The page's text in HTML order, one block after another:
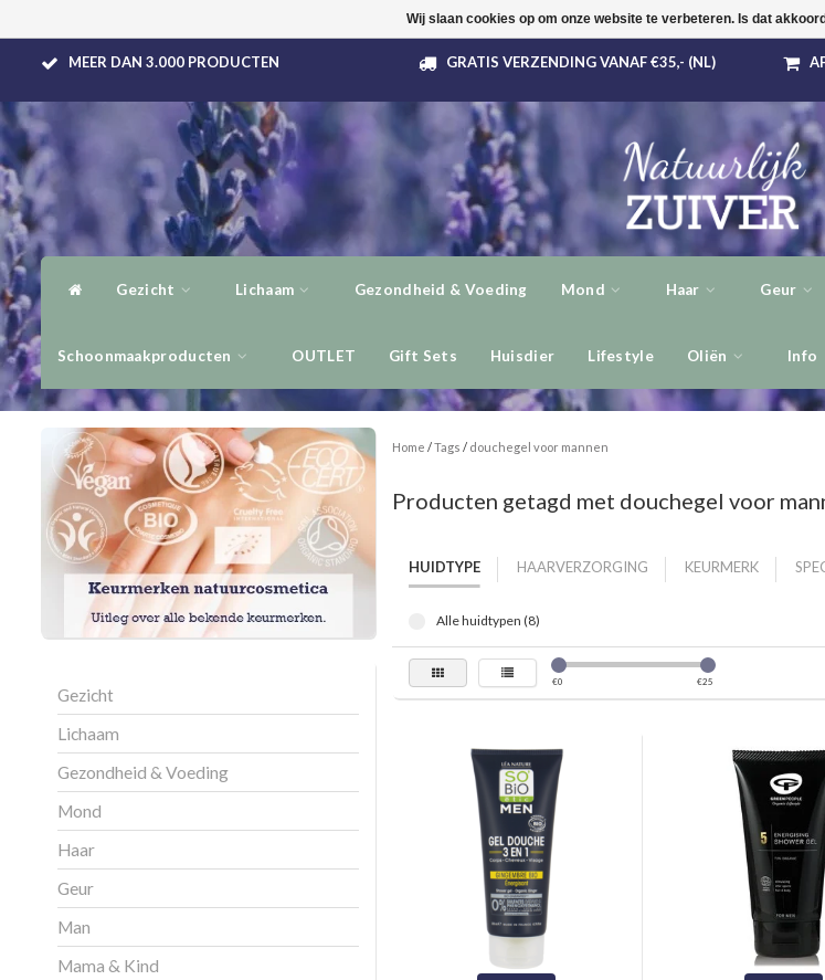
MEER DAN 3.000 PRODUCTEN GRATIS VERZENDING VANAF €35,- (NL)
Gezicht Lichaam Gezondheid & Voeding Mond Haar Geur
Schoonmaakproducten OUTLET Gift Sets Huisdier Lifestyle Oliën Info
Gezicht
Lichaam
Gezondheid & Voeding
Mond
Haar
Geur
Man
Mama & Kind
Home /Tags / douchegel voor mannen
Producten getagd met douchegel voor
HUIDTYPE HAARVERZORGING KEURMERK
Alle huidtypen (8)
€0 €25
Wij slaan cookies op om onze website te verbeteren. Is dat